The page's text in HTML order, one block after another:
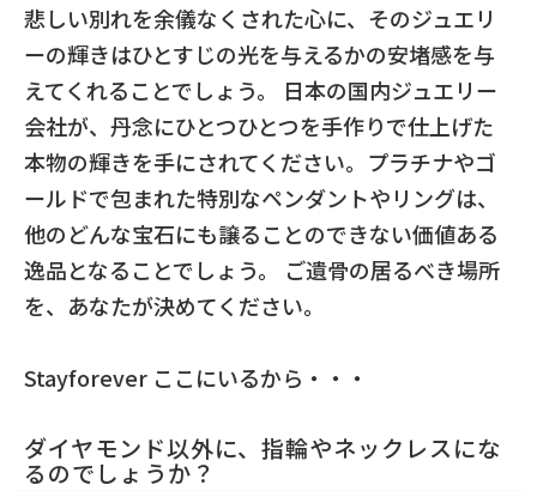
悲しい別れを余儀なくされた心に、そのジュエリ
ーの輝きはひとすじの光を与えるかの安堵感を与
えてくれることでしょう。 日本の国内ジュエリー
会社が、丹念にひとつひとつを手作りで仕上げた
本物の輝きを手にされてください。プラチナやゴ
ールドで包まれた特別なペンダントやリングは、
他のどんな宝石にも譲ることのできない価値ある
逸品となることでしょう。 ご遺骨の居るべき場所
を、あなたが決めてください。
Stayforever ここにいるから・・・
ダイヤモンド以外に、指輪やネックレスにな
るのでしょうか？